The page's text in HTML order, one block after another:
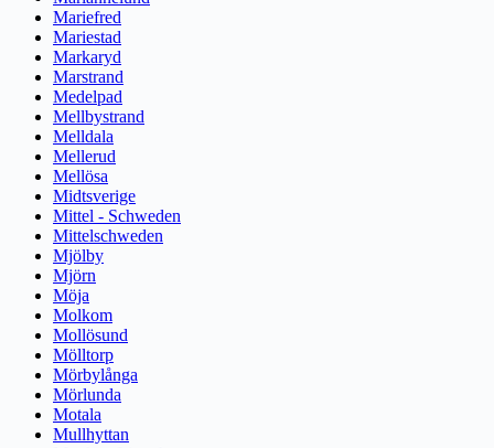
Mariefred
Mariestad
Markaryd
Marstrand
Medelpad
Mellbystrand
Melldala
Mellerud
Mellösa
Midtsverige
Mittel - Schweden
Mittelschweden
Mjölby
Mjörn
Möja
Molkom
Mollösund
Mölltorp
Mörbylånga
Mörlunda
Motala
Mullhyttan